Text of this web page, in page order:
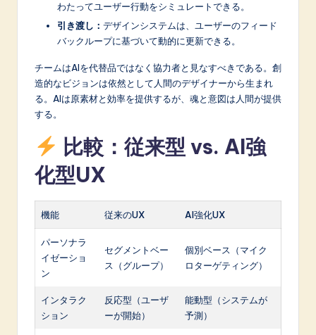
わたってユーザー行動をシミュレートできる。
引き渡し： デザインシステムは、ユーザーのフィード
バックループに基づいて動的に更新できる。
チームはAIを代替品ではなく協力者と見なすべきである。創
造的なビジョンは依然として人間のデザイナーから生まれ
る。AIは原素材と効率を提供するが、魂と意図は人間が提供
する。
比較：従来型 vs. AI強
化型UX
機能 従来のUX AI強化UX
パーソナラ
イゼーショ
ン
セグメントベー
ス（グループ）
個別ベース（マイク
ロターゲティング）
インタラク
ション
反応型（ユーザ
ーが開始）
能動型（システムが
予測）